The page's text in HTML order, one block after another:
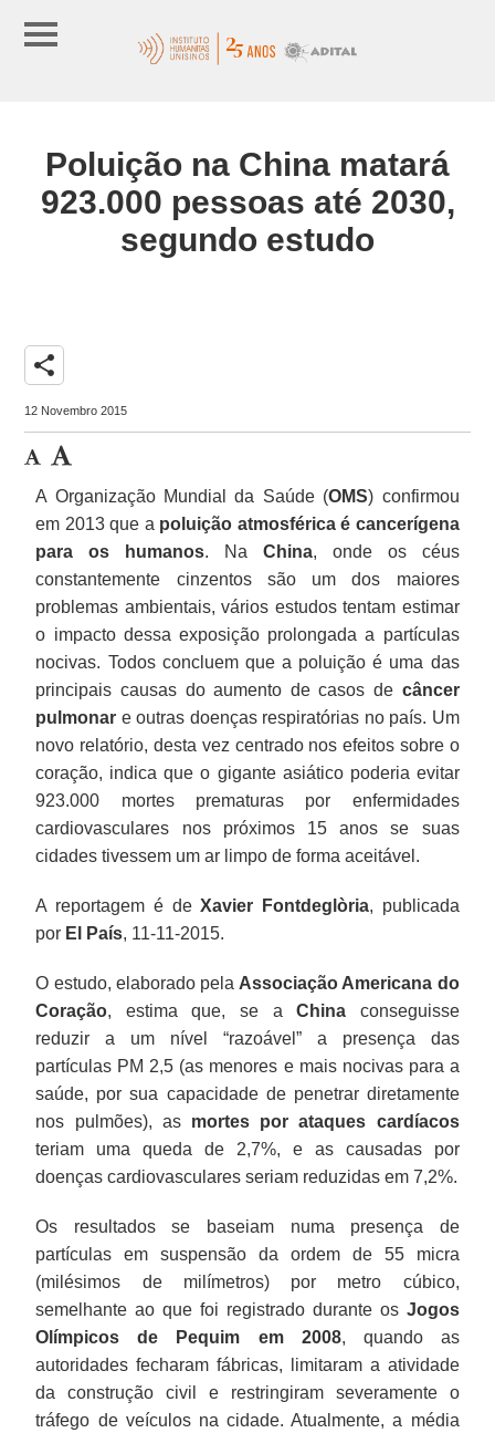
Poluição na China matará
923.000 pessoas até 2030,
segundo estudo
share
12 Novembro 2015
A Organização Mundial da Saúde (OMS) confirmou
em 2013 que a poluição atmosférica é cancerígena
para os humanos. Na China, onde os céus
constantemente cinzentos são um dos maiores
problemas ambientais, vários estudos tentam estimar
o impacto dessa exposição prolongada a partículas
nocivas. Todos concluem que a poluição é uma das
principais causas do aumento de casos de câncer
pulmonar e outras doenças respiratórias no país. Um
novo relatório, desta vez centrado nos efeitos sobre o
coração, indica que o gigante asiático poderia evitar
923.000 mortes prematuras por enfermidades
cardiovasculares nos próximos 15 anos se suas
cidades tivessem um ar limpo de forma aceitável.
A reportagem é deXavier Fontdeglòria, publicada
por El País, 11-11-2015.
O estudo, elaborado pela Associação Americana do
Coração, estima que, se aChina conseguisse
reduzir a um nível “razoável” a presença das
partículas PM 2,5 (as menores e mais nocivas para a
saúde, por sua capacidade de penetrar diretamente
nos pulmões), as mortes por ataques cardíacos
teriam uma queda de 2,7%, e as causadas por
doenças cardiovasculares seriam reduzidas em 7,2%.
Os resultados se baseiam numa presença de
partículas em suspensão da ordem de 55 micra
(milésimos de milímetros) por metro cúbico,
semelhante ao que foi registrado durante os Jogos
Olímpicos de Pequim em 2008, quando as
autoridades fecharam fábricas, limitaram a atividade
da construção civil e restringiram severamente o
tráfego de veículos na cidade. Atualmente, a média